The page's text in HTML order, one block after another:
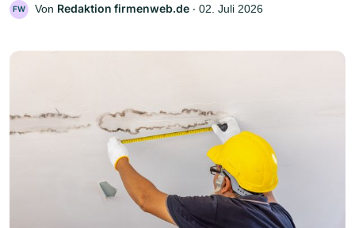
FW Von Redaktion firmenweb.de ‧ 02. Juli 2026